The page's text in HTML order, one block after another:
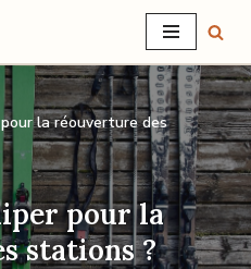
pour la réouverture des
pour la
stations ?